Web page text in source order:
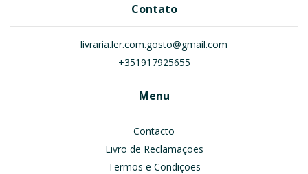
Contato
livraria.ler.com.gosto@gmail.com
+351917925655
Menu
Contacto
Livro de Reclamações
Termos e Condições